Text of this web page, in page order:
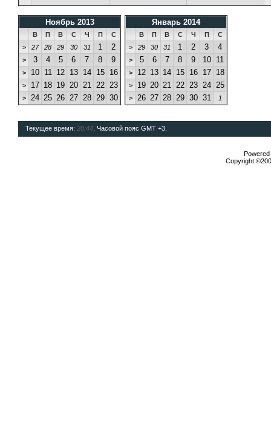
Ноябрь 2013
В П В С Ч П
С
>
27 28 29 30 31 1 2
> 3 4 5 6 7 8 9
> 10 11 12 13 14 15 16
> 17 18 19 20 21 22 23
> 24 25 26 27 28 29 30
Январь 2014
В П В С Ч П
С
>
29 30 31 1 2 3 4
> 5 6 7 8 9 10 11
> 12 13 14 15 16 17 18
> 19 20 21 22 23 24 25
> 26 27 28 29 30 31 1
Текущее время: 20:44 . Часовой пояс GMT +3.
Copyright